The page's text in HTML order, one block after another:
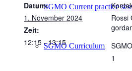
SGMO Current practice
SGMO Curriculum
Datum:
1. November 2024
Zeit:
12:15 - 13:15
Rossi
1